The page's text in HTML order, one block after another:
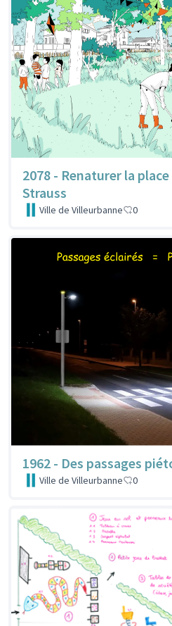
2078 - Renaturer la
Strauss
Ville de Villeurbanne 0
1962 - Des passages
Ville de Villeurbanne 0